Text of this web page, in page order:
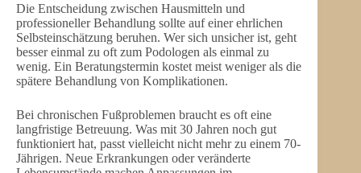
Die Entscheidung zwischen Hausmitteln und
professioneller Behandlung sollte auf einer ehrlichen
Selbsteinschätzung beruhen. Wer sich unsicher ist, geht
besser einmal zu oft zum Podologen als einmal zu
wenig. Ein Beratungstermin kostet meist weniger als die
spätere Behandlung von Komplikationen.
Bei chronischen Fußproblemen braucht es oft eine
langfristige Betreuung. Was mit 30 Jahren noch gut
funktioniert hat, passt vielleicht nicht mehr zu einem 70-
Jährigen. Neue Erkrankungen oder veränderte